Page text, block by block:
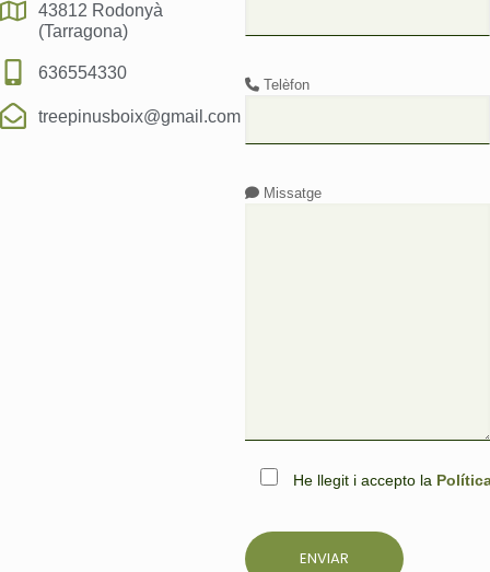
43812 Rodonyà
(Tarragona)
636554330
treepinusboix@gmail.com
Telèfon
Missatge
He llegit i accepto la
Please